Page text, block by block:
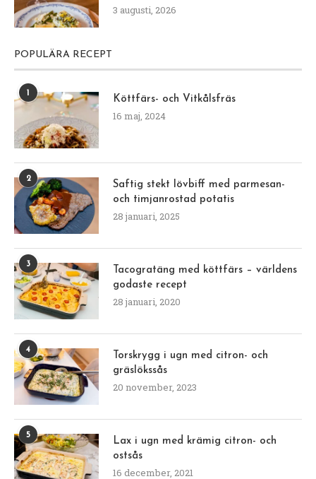
3 augusti, 2026
POPULÄRA RECEPT
1
Köttfärs- och Vitkålsfräs
16 maj, 2024
2
Saftig stekt lövbiff med parmesan-
och timjanrostad potatis
28 januari, 2025
3
Tacogratäng med köttfärs – världens
godaste recept
28 januari, 2020
4
Torskrygg i ugn med citron- och
gräslökssås
20 november, 2023
5
Lax i ugn med krämig citron- och
ostsås
16 december, 2021